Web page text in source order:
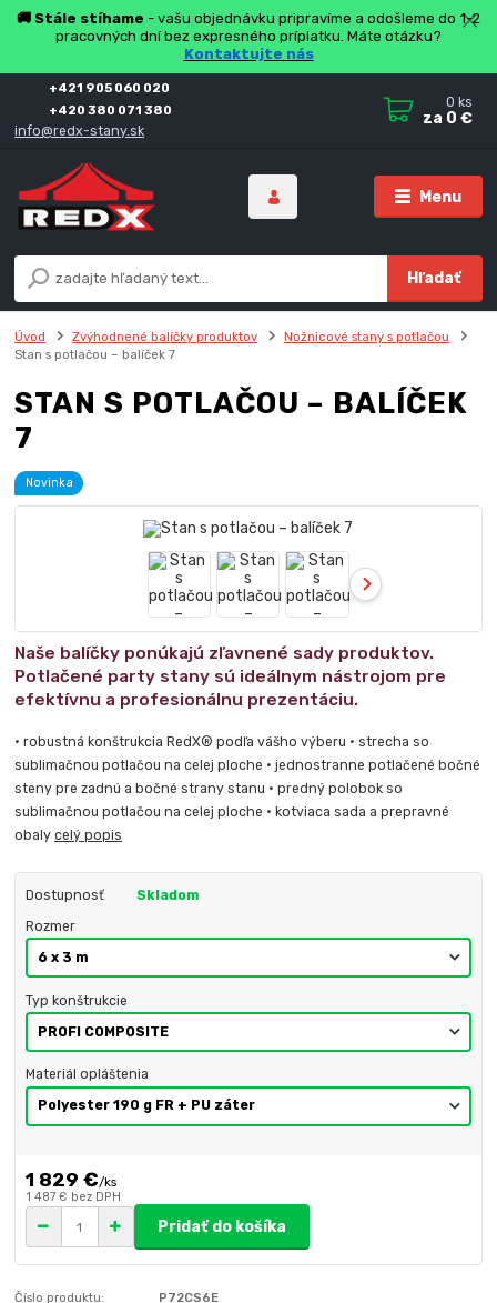
🚚 Stále stíhame - vašu objednávku pripravíme a odošleme do 1-2
pracovných dní bez expresného príplatku. Máte otázku?
Kontaktujte nás
Menu
Hľadať
+421 905 060 020
+420 380 071 380
info@redx-stany.sk
0 ks
za 0 €
Úvod Zvýhodnené balíčky produktov
Nožnicové stany s potlačou
Stan s potlačou – balíček 7
STAN S POTLAČOU – BALÍČEK
7
Novinka
Naše balíčky ponúkajú zľavnené sady produktov.
Potlačené party stany sú ideálnym nástrojom pre
efektívnu a profesionálnu prezentáciu.
• robustná konštrukcia RedX® podľa vášho výberu • strecha so
sublimačnou potlačou na celej ploche • jednostranne potlačené bočné
steny pre zadnú a bočné strany stanu • predný polobok so
sublimačnou potlačou na celej ploche • kotviaca sada a prepravné
obalycelý popis
Dostupnosť Skladom
Rozmer
Typ konštrukcie
Materiál opláštenia
1 829 €/ks
1 487 € bez DPH
Pridať do košíka
Číslo produktu:
P72CS6E